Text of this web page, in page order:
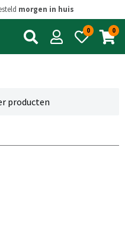
morgen in huis
0 0
producten